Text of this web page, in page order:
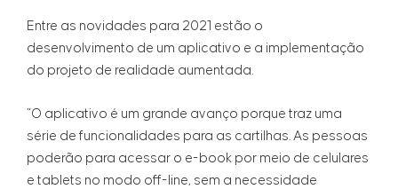
Entre as novidades para 2021 estão o
desenvolvimento de um aplicativo e a implementação
do projeto de realidade aumentada.
“O aplicativo é um grande avanço porque traz uma
série de funcionalidades para as cartilhas. As pessoas
poderão para acessar o e-book por meio de celulares
e tablets no modo off-line, sem a necessidade